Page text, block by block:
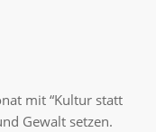
mit “Kultur statt
Gewalt setzen.